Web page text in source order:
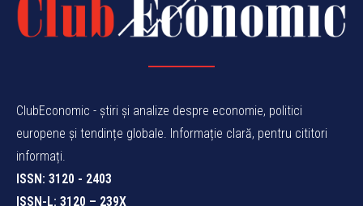
ClubEconomic - știri și analize despre economie, politici
europene și tendințe globale. Informație clară, pentru cititori
informați.
ISSN: 3120 - 2403
ISSN-L: 3120 – 239X